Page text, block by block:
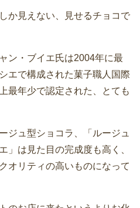
か見えない、見せるチョコで
ン・ブイエ氏は2004年に最
エで構成された菓子職人国際
最年少で認定された、とても
ジュ型ショコラ、「ルージュ
」は見た目の完成度も高く、
オリティの高いものになって